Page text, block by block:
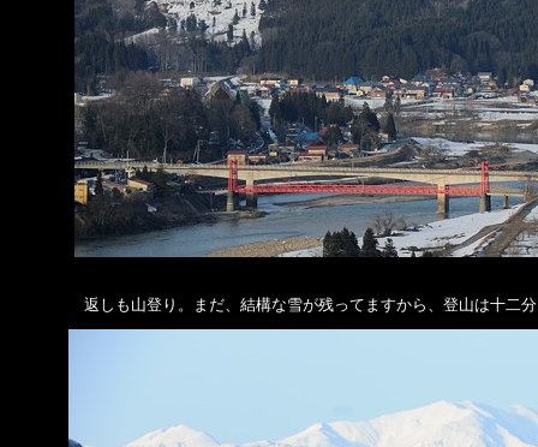
返しも山登り。まだ、結構な雪が残ってますから、登山は十二